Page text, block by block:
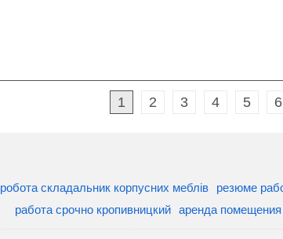
1 2 3 4 5 6
робота складальник корпусних меблів резюме
работа срочно кропивницкий
аренда помещения